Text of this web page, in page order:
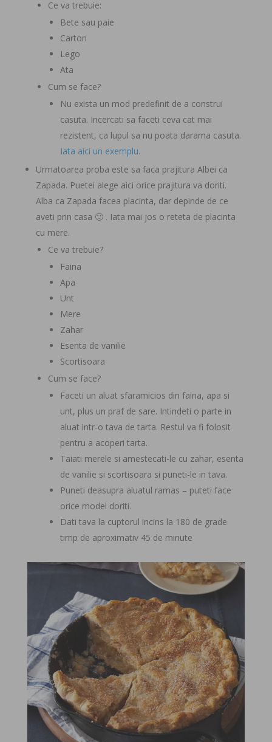
Ce va trebuie:
Bete sau paie
Carton
Lego
Ata
Cum se face?
Nu exista un mod predefinit de a construi
casuta. Incercati sa faceti ceva cat mai
rezistent, ca lupul sa nu poata darama casuta.
Iata aici un exemplu.
Urmatoarea proba este sa faca prajitura Albei ca
Zapada. Puetei alege aici orice prajitura va doriti.
Alba ca Zapada facea placinta, dar depinde de ce
aveti prin casa 🙂 . Iata mai jos o reteta de placinta
cu mere.
Ce va trebuie?
Faina
Apa
Unt
Mere
Zahar
Esenta de vanilie
Scortisoara
Cum se face?
Faceti un aluat sfaramicios din faina, apa si
unt, plus un praf de sare. Intindeti o parte in
aluat intr-o tava de tarta. Restul va fi folosit
pentru a acoperi tarta.
Taiati merele si amestecati-le cu zahar, esenta
de vanilie si scortisoara si puneti-le in tava.
Puneti deasupra aluatul ramas – puteti face
orice model doriti.
Dati tava la cuptorul incins la 180 de grade
timp de aproximativ 45 de minute